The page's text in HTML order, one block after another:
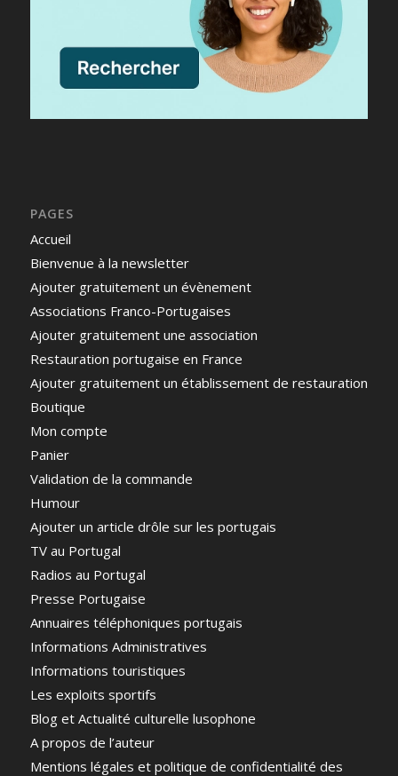
PAGES
Accueil
Bienvenue à la newsletter
Ajouter gratuitement un évènement
Associations Franco-Portugaises
Ajouter gratuitement une association
Restauration portugaise en France
Ajouter gratuitement un établissement de restauration
Boutique
Mon compte
Panier
Validation de la commande
Humour
Ajouter un article drôle sur les portugais
TV au Portugal
Radios au Portugal
Presse Portugaise
Annuaires téléphoniques portugais
Informations Administratives
Informations touristiques
Les exploits sportifs
Blog et Actualité culturelle lusophone
A propos de l’auteur
Mentions légales et politique de confidentialité des